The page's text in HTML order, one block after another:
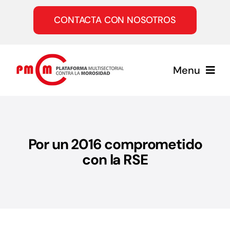
contenido
CONTACTA CON NOSOTROS
Menu
Quiénes somos
Por un 2016 comprometido
con la RSE